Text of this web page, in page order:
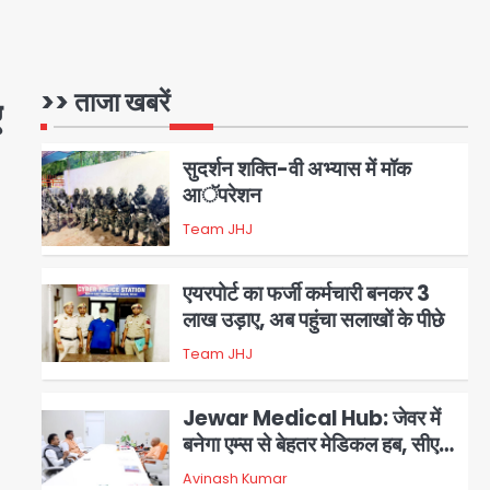
>> ताजा खबरें
1
2
आॅपरेशन
Team JHJ
3
लाख उड़ाए, अब पहुंचा सलाखों के पीछे
Team JHJ
4
बनेगा एम्स से बेहतर मेडिकल हब, सीएम
योगी को लिखा पत्र
Avinash Kumar